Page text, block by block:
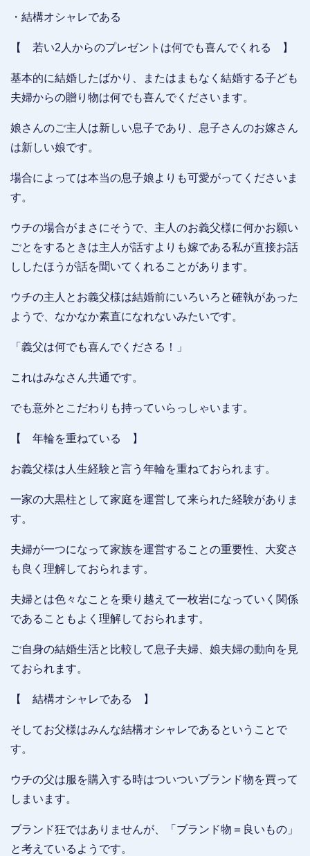
・結構オシャレである
【 若い2人からのプレゼントは何でも喜んでくれる 】
基本的に結婚したばかり、またはまもなく結婚する子ども
夫婦からの贈り物は何でも喜んでくださいます。
娘さんのご主人は新しい息子であり、息子さんのお嫁さん
は新しい娘です。
場合によっては本当の息子娘よりも可愛がってくださいま
す。
ウチの場合がまさにそうで、主人のお義父様に何かお願い
ごとをするときは主人が話すよりも嫁である私が直接お話
ししたほうが話を聞いてくれることがあります。
ウチの主人とお義父様は結婚前にいろいろと確執があった
ようで、なかなか素直になれないみたいです。
「義父は何でも喜んでくださる！」
これはみなさん共通です。
でも意外とこだわりも持っていらっしゃいます。
【 年輪を重ねている 】
お義父様は人生経験と言う年輪を重ねておられます。
一家の大黒柱として家庭を運営して来られた経験がありま
す。
夫婦が一つになって家族を運営することの重要性、大変さ
も良く理解しておられます。
夫婦とは色々なことを乗り越えて一枚岩になっていく関係
であることもよく理解しておられます。
ご自身の結婚生活と比較して息子夫婦、娘夫婦の動向を見
ておられます。
【 結構オシャレである 】
そしてお父様はみんな結構オシャレであるということで
す。
ウチの父は服を購入する時はついついブランド物を買って
しまいます。
ブランド狂ではありませんが、「ブランド物＝良いもの」
と考えているようです。